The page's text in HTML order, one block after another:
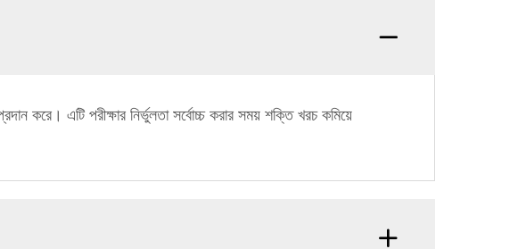
করে। এটি পরীক্ষার নির্ভুলতা সর্বোচ্চ করার সময় শক্তি খরচ কমিয়ে